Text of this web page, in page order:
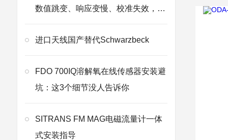
数值跳变、响应变慢、校准失效，一
进口天线国产替代Schwarzbeck
FDO 700IQ溶解氧在线传感器安装避
坑：这3个细节没人告诉你
SITRANS FM MAG电磁流量计一体
式安装指导